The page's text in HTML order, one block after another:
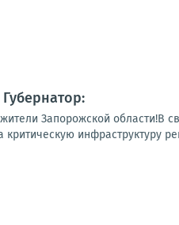
Запорожской
инфраструктуру